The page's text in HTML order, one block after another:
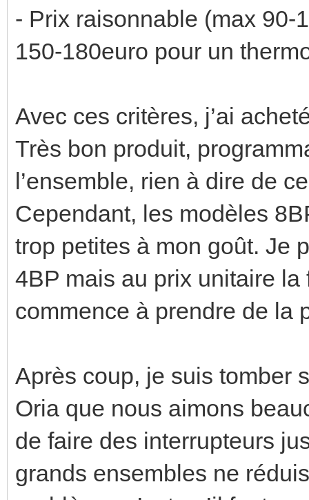
- Prix raisonnable (max 90-
150-180euro pour un
Avec ces critères, j’ai
Très bon produit,
l’ensemble, rien à dire de
Cependant, les modèles
trop petites à mon goût. Je
4BP mais au prix unitaire
commence à prendre de la
Après coup, je suis tomber
Oria que nous aimons
de faire des interrupteurs
grands ensembles ne